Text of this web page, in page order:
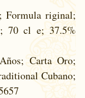
Formula riginal;
70 cl e; 37.5%
Carta Oro;
Cubano;